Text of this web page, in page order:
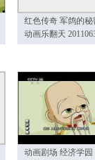
红色传奇 军鸽的秘
动画乐翻天
动画剧场 经济学园